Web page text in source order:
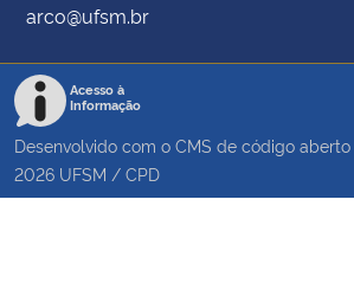
arco@ufsm.br
Acesso à
Informação
Desenvolvido com o CMS de código aberto
2026 UFSM / CPD